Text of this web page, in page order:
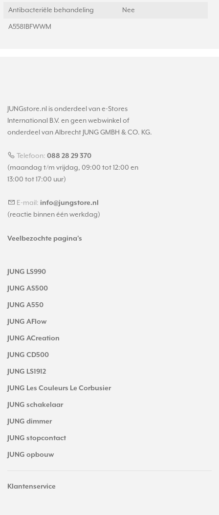
Antibacteriële behandeling Nee
A5581BFWWM
JUNGstore.nl is onderdeel van e-Stores
International B.V. en geen webwinkel of
onderdeel van Albrecht JUNG GMBH & CO. KG.
Telefoon: 088 28 29 370
(maandag t/m vrijdag, 09:00 tot 12:00 en
13:00 tot 17:00 uur)
E-mail: info@jungstore.nl
(reactie binnen één werkdag)
Veelbezochte pagina's
JUNG LS990
JUNG AS500
JUNG A550
JUNG AFlow
JUNG ACreation
JUNG CD500
JUNG LS1912
JUNG Les Couleurs Le Corbusier
JUNG schakelaar
JUNG dimmer
JUNG stopcontact
JUNG opbouw
Klantenservice